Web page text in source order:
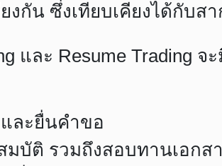
กัน ซึ่งเทียบเคียงได้กับส
และ Resume Trading จ
ละยื่นคำขอ
บัติ รวมถึงสอบทานเอกส